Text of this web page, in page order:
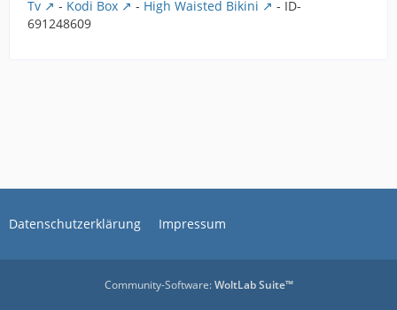
Tv
- Kodi Box - High Waisted Bikini
- ID-
691248609
Datenschutzerklärung Impressum
Community-Software:WoltLab Suite™